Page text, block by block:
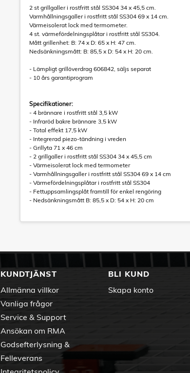
2 st grillgaller i rostfritt stål SS304 34 x 45,5 cm.
Varmhållningsgaller i rostfritt stål SS304 69 x 14 cm.
Värmeisolerat lock med termometer.
4 st. värmefördelningsplåtar i rostfritt stål SS304.
Mått grillenhet: B: 74 x D: 65 x H: 47 cm.
Nedsänkningsmått: B: 85,5 x D: 54 x H: 20 cm.
- Lämpligt grillöverdrag 606842, säljs separat
- 10 års garantiprogram
Specifikationer:
- 4 brännare i rostfritt stål 3,5 kW
- Infraröd bakre brännare 3,5 kW
- Total effekt 17,5 kW
- Integrerad piezo-tändning i vreden
- Grillyta 71 x 46 cm
- 2 grillgaller i rostfritt stål SS304 34 x 45,5 cm
- Värmeisolerat lock med termometer
- Varmhållningsgaller i rostfritt stål SS304 69 x 14 cm
- Värmefördelningsplåtar i rostfritt stål SS304
- Fettuppsamlingsplåt framtill för enkel rengöring
- Nedsänkningsmått B: 85,5 x D: 54 x H: 20 cm
KUNDTJÄNST
Allmänna villkor
Vanliga frågor
Service & Support
Ansökan om RMA
Godsefterlysning &
Felleverans
BLI KUND
Skapa konto